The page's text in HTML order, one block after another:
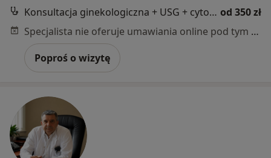
Konsultacja ginekologiczna + USG + cytologia od 350 zł
Specjalista nie oferuje umawiania online pod tym adresem.
Poproś o wizytę